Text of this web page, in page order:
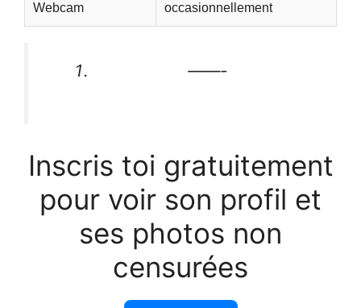
Webcam occasionnellement
——-
Inscris toi gratuitement
pour voir son profil et
ses photos non
censurées